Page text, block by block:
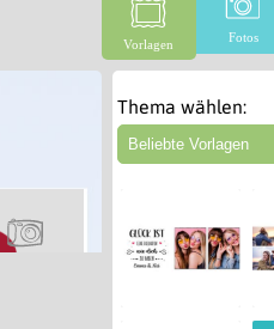
Vorlagen Fotos
Thema wählen: